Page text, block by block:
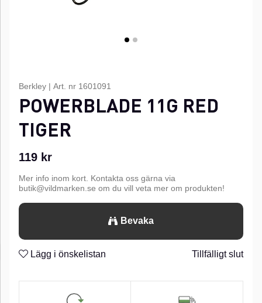
Berkley | Art. nr 1601091
POWERBLADE 11G RED
TIGER
119 kr
Mer info inom kort. Kontakta oss gärna via
butik@vildmarken.se om du vill veta mer om produkten!
Bevaka
Lägg i önskelistan Tillfälligt slut